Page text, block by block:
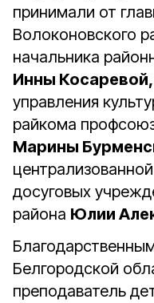
принимали от
Волоконовского
начальника
Инны Косаревой,
управления
райкома
Марины
досуговых
района Юлии
Белгородской
преподаватель